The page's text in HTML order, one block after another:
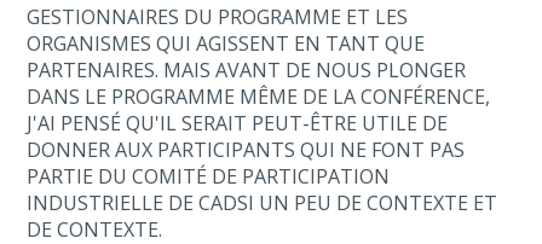
GESTIONNAIRES DU PROGRAMME ET LES
ORGANISMES QUI AGISSENT EN TANT QUE
PARTENAIRES. MAIS AVANT DE NOUS PLONGER
DANS LE PROGRAMME MÊME DE LA CONFÉRENCE,
J'AI PENSÉ QU'IL SERAIT PEUT-ÊTRE UTILE DE
DONNER AUX PARTICIPANTS QUI NE FONT PAS
PARTIE DU COMITÉ DE PARTICIPATION
INDUSTRIELLE DE CADSI UN PEU DE CONTEXTE ET
DE CONTEXTE.